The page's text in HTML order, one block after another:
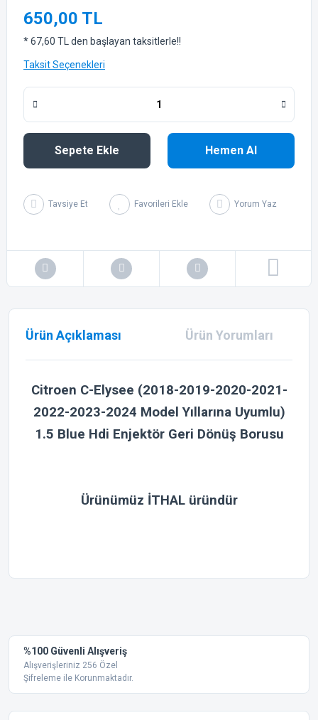
650,00 TL
* 67,60 TL den başlayan taksitlerle!!
Taksit Seçenekleri
Sepete Ekle Hemen Al
Tavsiye Et Yorum Yaz
Ürün Açıklaması Ürün Yorumları
Citroen C-Elysee (2018-2019-2020-2021-
2022-2023-2024 Model Yıllarına Uyumlu)
1.5 Blue Hdi Enjektör Geri Dönüş Borusu
Ürünümüz İTHAL üründür
Ürün resmi kalitesiz, bozuk veya görüntülenemiyor.
Ürün açıklamasında eksik bilgiler bulunuyor.
%100 Güvenli Alışveriş
Alışverişleriniz 256 Özel
Şifreleme ile Korunmaktadır.